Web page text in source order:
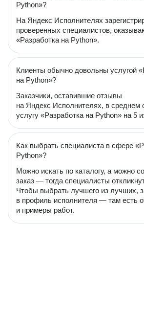
Python»?
На Яндекс Исполнителях
проверенных специалистов,
«Разработка на Python».
Клиенты обычно довольны услугой
на Python»?
Заказчики, оставившие отзывы
на Яндекс Исполнителях, в среднем
услугу «Разработка на Python» на 5
Как выбрать специалиста в сфере
Python»?
Можно искать по каталогу, а можно
заказ — тогда специалисты
Чтобы выбрать лучшего из лучших,
в профиль исполнителя — там есть
и примеры работ.